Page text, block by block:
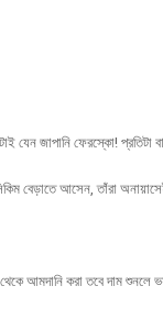
জাপানি ফেরস্কো! প্রতিটা
সিকিম বেড়াতে আসেন,
থেকে আমদানি করা তবে দাম শুনলে